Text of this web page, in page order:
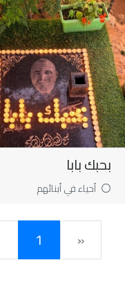
بحبك بابا
أحياء في أبنائهم